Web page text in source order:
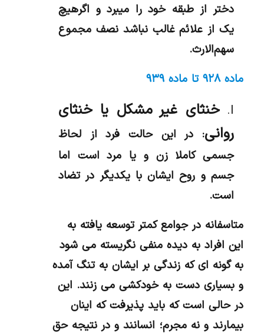
دختر از طبقه خود را میبرد و اگر‌هیچ
یک از علائم غالب نباشد نصف مجموع
سهم‌الارث.
ماده ۹۲۸ تا ماده ۹۳۹
خنثای غیر مشکل یا خنثای
روانی: در این حالت فرد از لحاظ
جسمی کاملا زن و یا مرد است اما
جسم و روح ایشان با یکدیگر در تضاد
است.
متاسفانه در جوامع کمتر توسعه یافته به
این افراد به دیده منفی نگریسته می شود
به گونه ای که زندگی بر ایشان به تنگ آمده
و بسیاری دست به خودکشی می زنند. این
در حالی است که باید پذیرفت که اینان
بیمارند و نه مجرم؛ انسانند و در نتیجه حق